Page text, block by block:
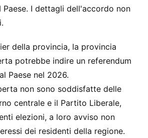
Paese. I dettagli dell'accordo non
della provincia, la provincia
potrebbe indire un referendum
Paese nel 2026.
non sono soddisfatte delle
centrale e il Partito Liberale,
elezioni, a loro avviso non
dei residenti della regione.